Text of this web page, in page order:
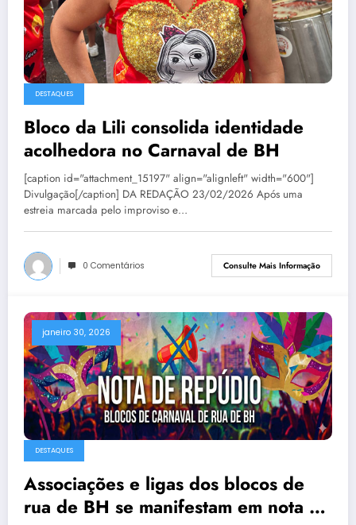
DESTAQUES
Bloco da Lili consolida identidade
acolhedora no Carnaval de BH
[caption id="attachment_15197" align="alignleft" width="600"]
Divulgação[/caption] DA REDAÇÃO 23/02/2026 Após uma
estreia marcada pelo improviso e…
0 Comentários Consulte Mais Informação
janeiro 30, 2026
DESTAQUES
Associações e ligas dos blocos de
rua de BH se manifestam em nota de